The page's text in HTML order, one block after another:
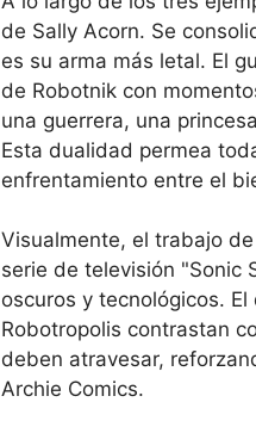
de Sally Acorn. Se
es su arma más letal. El
de Robotnik con
una guerrera, una
Esta dualidad permea
enfrentamiento entre el
Visualmente, el trabajo
serie de televisión "Sonic
oscuros y tecnológicos.
Robotropolis contrastan
deben atravesar,
Archie Comics.